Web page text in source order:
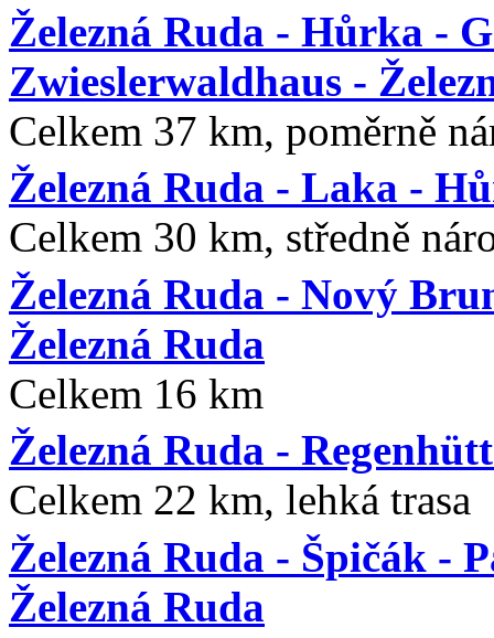
Železná Ruda - Hůrka -
Zwieslerwaldhaus -
Celkem 37 km, poměrně
Železná Ruda - Laka -
Celkem 30 km, středně
Železná Ruda - Nový
Železná Ruda
Celkem 16 km
Železná Ruda -
Celkem 22 km, lehká trasa
Železná Ruda - Špičák -
Železná Ruda